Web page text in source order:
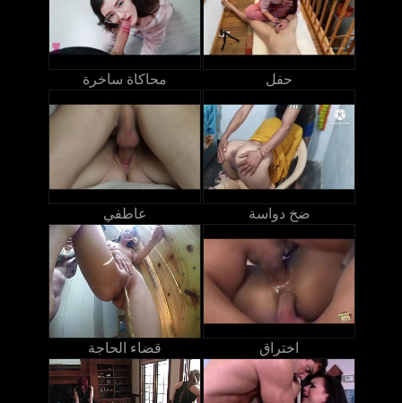
محاكاة ساخرة حفل
عاطفي ضخ دواسة
قضاء الحاجة اختراق